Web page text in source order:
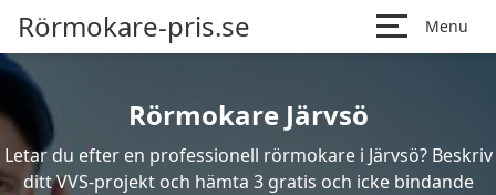
Rörmokare-pris.se Menu
Rörmokare Järvsö
Letar du efter en professionell rörmokare i Järvsö? Beskriv
ditt VVS-projekt och hämta 3 gratis och icke bindande